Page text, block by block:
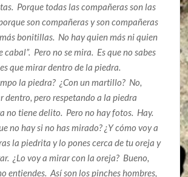
Porque todas las compañeras son las
son compañeras y son compañeras
bonitillas. No hay quien más ni quien
cabal”. Pero no se mira. Es que no sabes
que mirar dentro de la piedra.
la piedra? ¿Con un martillo? No,
dentro, pero respetando a la piedra
no tiene delito. Pero no hay fotos. Hay.
no hay si no has mirado? ¿Y cómo voy a
la piedrita y lo pones cerca de tu oreja y
¿Lo voy a mirar con la oreja? Bueno,
entiendes. Así son los pinches hombres,